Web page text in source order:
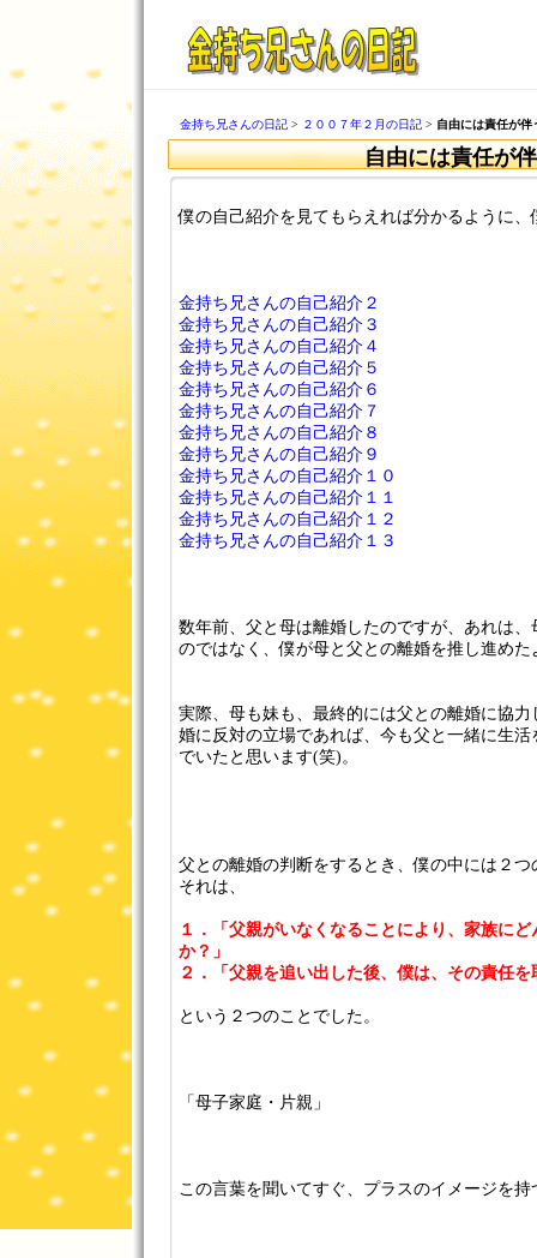
金持ち兄さんの日記 > ２００７年２月の日記 > 自由には責任が伴
自由には責任が
僕の自己紹介を見てもらえれば分かるように、
金持ち兄さんの自己紹介２
金持ち兄さんの自己紹介３
金持ち兄さんの自己紹介４
金持ち兄さんの自己紹介５
金持ち兄さんの自己紹介６
金持ち兄さんの自己紹介７
金持ち兄さんの自己紹介８
金持ち兄さんの自己紹介９
金持ち兄さんの自己紹介１０
金持ち兄さんの自己紹介１１
金持ち兄さんの自己紹介１２
金持ち兄さんの自己紹介１３
数年前、父と母は離婚したのですが、あれは
のではなく、僕が母と父との離婚を推し進めた
実際、母も妹も、最終的には父との離婚に協
婚に反対の立場であれば、今も父と一緒に生
でいたと思います(笑)。
父との離婚の判断をするとき、僕の中には２
それは、
１．「父親がいなくなることにより、家族に
か？」
２．「父親を追い出した後、僕は、その責任を
という２つのことでした。
「母子家庭・片親」
この言葉を聞いてすぐ、プラスのイメージを